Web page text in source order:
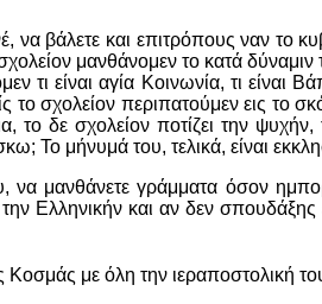
να βάλετε και επιτρόπους ναν
μανθάνομεν το κατά δύναμιν τι
είναι αγία Κοινωνία, τι είναι
το σχολείον περιπατούμεν εις
δε σχολείον ποτίζει την ψυχήν,
Το μήνυμά του, τελικά, είναι
μανθάνετε γράμματα όσον
την Ελληνικήν και αν δεν
Κοσμάς με όλη την ιεραποστολική